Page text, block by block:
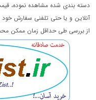
دسته بندی شده مشاهده نموده،
آنلاین و یا حتی تلفنی سفارش
از بررسی طی حداقل زمان ممکن